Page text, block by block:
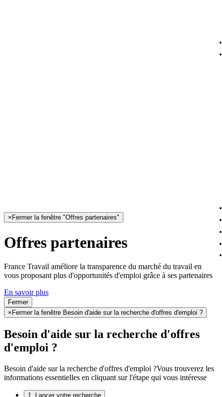
× Fermer la fenêtre "Offres partenaires"
Offres partenaires
France Travail améliore la transparence du marché du travail en
vous proposant plus d'opportunités d'emploi grâce à ses partenaires
En savoir plus
Fermer
× Fermer la fenêtre Besoin d'aide sur la recherche d'offres d'emploi ?
Besoin d'aide sur la recherche d'offres
d'emploi ?
Besoin d'aide sur la recherche d'offres d'emploi ?Vous trouverez les
informations essentielles en cliquant sur l'étape qui vous intéresse
1. Lancer votre recherche